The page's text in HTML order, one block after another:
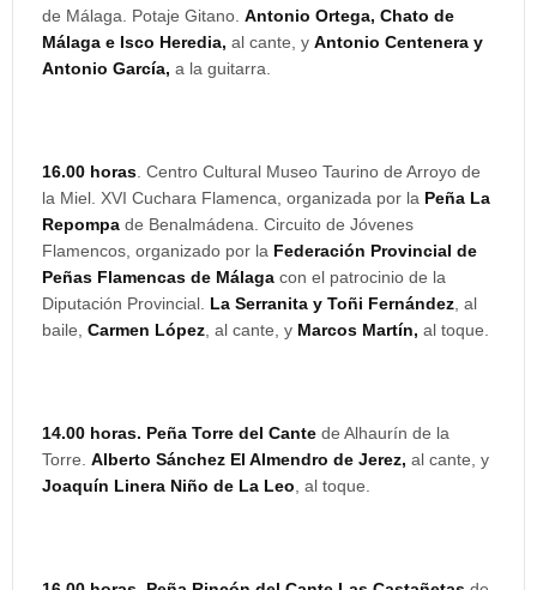
de Málaga. Potaje Gitano. Antonio Ortega, Chato de
Málaga e Isco Heredia, al cante, y Antonio Centenera y
Antonio García, a la guitarra.
16.00 horas . Centro Cultural Museo Taurino de Arroyo de
la Miel. XVI Cuchara Flamenca, organizada por la Peña La
Repompa de Benalmádena. Circuito de Jóvenes
Flamencos, organizado por la Federación Provincial de
Peñas Flamencas de Málaga con el patrocinio de la
Diputación Provincial. La Serranita y Toñi Fernández , al
baile, Carmen López , al cante, y Marcos Martín, al toque.
14.00 horas. Peña Torre del Cante de Alhaurín de la
Torre. Alberto Sánchez El Almendro de Jerez, al cante, y
Joaquín Linera Niño de La Leo , al toque.